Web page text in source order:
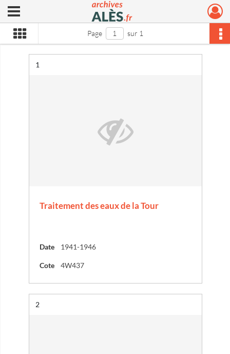
Archives municipales d'Alès
Ouvrir le menu déroulant
Page sur 1
Résultat n°
1
Traitement des eaux de la Tour
Date 1941-1946
Cote 4W437
Résultat n°
2